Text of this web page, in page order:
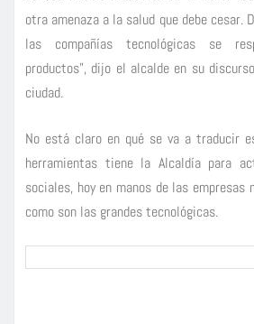
otra amenaza a la salud que debe cesar.
las compañías tecnológicas se
productos”, dijo el alcalde en su
ciudad.
No está claro en qué se va a traducir
herramientas tiene la Alcaldía para
sociales, hoy en manos de las empresas
como son las grandes tecnológicas.